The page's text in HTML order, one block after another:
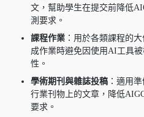
文，幫助學生在提交前降低
測要求。
課程作業 ：用於各類課程的
成作業時避免因使用AI工具
性。
學術期刊與雜誌投稿 ：適用
行業刊物上的文章，降低
要求。